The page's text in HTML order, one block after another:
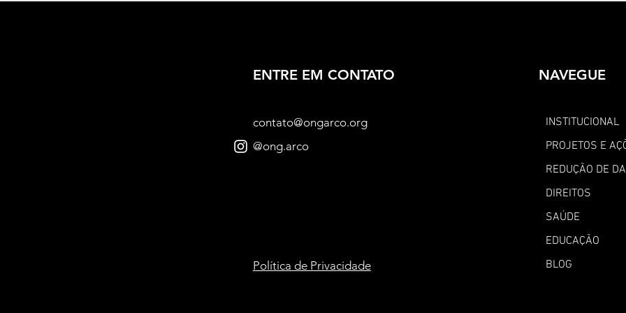
ENTRE EM CONTATO
contato@ongarco.org
@ong.arco
Política de Privacidade
NAVEGUE
INSTITUCIONAL
PROJETOS E
REDUÇÃO DE
DIREITOS
SAÚDE
EDUCAÇÃO
BLOG